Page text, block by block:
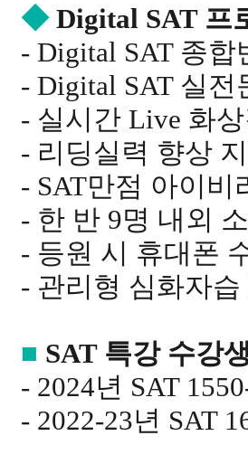
◆Digital SAT 프
- Digital SAT 종
- Digital SAT 실전
- 실시간 Live 화
- 리딩실력 향상
- SAT만점 아이비
- 한 반 9명 내외
- 등원 시 휴대폰
- 관리형 심화자
■ SAT 특강 수강
- 2024년 SAT
- 2022-23년 SAT